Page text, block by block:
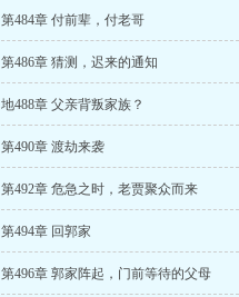
第484章 付前辈，付老哥
第486章 猜测，迟来的通知
地488章 父亲背叛家族？
第490章 渡劫来袭
第492章 危急之时，老贾聚众而来
第494章 回郭家
第496章 郭家阵起，门前等待的父母